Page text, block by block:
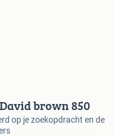
brown 850
op je zoekopdracht en de